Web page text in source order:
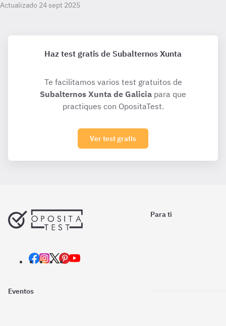
Actualizado 24 sept 2025
Haz test gratis de Subalternos Xunta
Te facilitamos varios test gratuitos de
Subalternos Xunta de Galicia para que
practiques con OpositaTest.
Ver test gratis
Para ti
Eventos